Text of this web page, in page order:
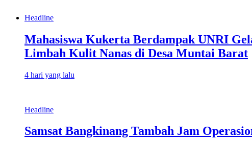
Headline
Mahasiswa Kukerta Berdampak UNRI
Limbah Kulit Nanas di Desa Muntai Barat
4 hari yang lalu
Headline
Samsat Bangkinang Tambah Jam